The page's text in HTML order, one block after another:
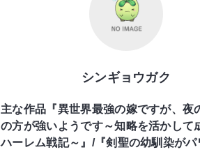
シンギョウガク
主な作品『異世界最強の嫁ですが、夜
の方が強いようです～知略を活かして
ハーレム戦記～』/『剣聖の幼馴染がパ